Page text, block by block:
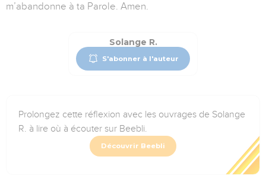
m’abandonne à ta Parole. Amen.
Solange R.
S'abonner à l'auteur
Prolongez cette réflexion avec les ouvrages de Solange
R. à lire où à écouter sur Beebli.
Découvrir Beebli